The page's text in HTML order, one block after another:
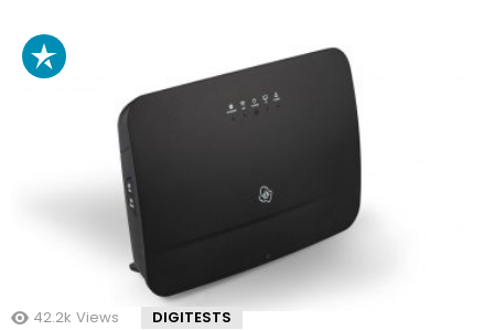
42.2k Views DIGITESTS